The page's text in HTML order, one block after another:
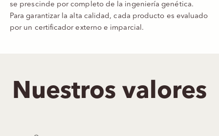
se prescinde por completo de la ingeniería genética.
Para garantizar la alta calidad, cada producto es evaluado
por un certificador externo e imparcial.
Nuestros valores